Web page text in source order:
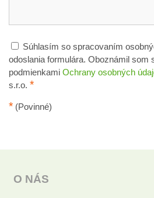
Súhlasím so spracovaním
odoslania formulára. Oboznámil som
podmienkami Ochrany osobných
s.r.o. *
* (Povinné)
O NÁS